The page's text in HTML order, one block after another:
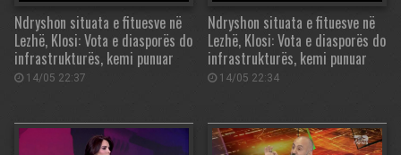
Ndryshon situata e fituesve në
Lezhë, Klosi: Vota e diasporës do
infrastrukturës, kemi punuar
14/05 22:37
Ndryshon situata e fituesve në
Lezhë, Klosi: Vota e diasporës do
infrastrukturës, kemi punuar
14/05 22:34